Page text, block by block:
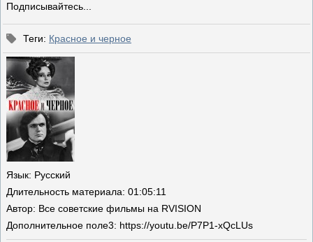
Подписывайтесь...
Теги: Красное и черное
Язык: Русский
Длительность материала: 01:05:11
Автор: Все советские фильмы на RVISION
Дополнительное поле3: https://youtu.be/P7P1-xQcLUs